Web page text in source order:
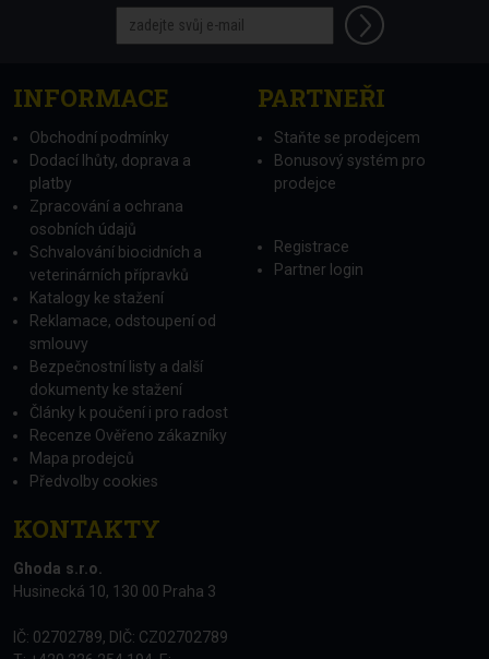
INFORMACE
Obchodní podmínky
Dodací lhůty, doprava a
platby
Zpracování a ochrana
osobních údajů
Schvalování biocidních a
veterinárních přípravků
Katalogy ke stažení
Reklamace, odstoupení od
smlouvy
Bezpečnostní listy a další
dokumenty ke stažení
Články k poučení i pro radost
Recenze Ověřeno zákazníky
Mapa prodejců
Předvolby cookies
PARTNEŘI
Staňte se prodejcem
Bonusový systém pro
prodejce
Registrace
Partner login
KONTAKTY
Ghoda s.r.o.
Husinecká 10, 130 00 Praha 3
IČ: 02702789, DIČ: CZ02702789